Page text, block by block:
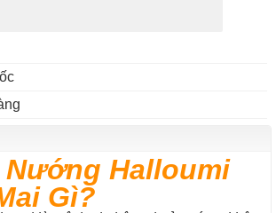
Nướng Halloumi
Gì?